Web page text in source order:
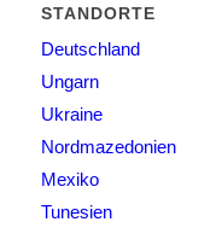
STANDORTE
Deutschland
Ungarn
Ukraine
Nordmazedonien
Mexiko
Tunesien